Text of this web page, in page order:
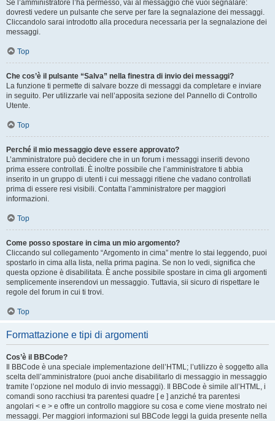
Se l’amministratore l’ha permesso, vai al messaggio che vuoi segnalare:
dovresti vedere un pulsante che serve per fare la segnalazione dei messaggi.
Cliccandolo sarai introdotto alla procedura necessaria per la segnalazione dei
messaggi.
Top
Che cos’è il pulsante “Salva” nella finestra di invio dei messaggi?
La funzione ti permette di salvare bozze di messaggi da completare e inviare
in seguito. Per utilizzarle vai nell’apposita sezione del Pannello di Controllo
Utente.
Top
Perché il mio messaggio deve essere approvato?
L’amministratore può decidere che in un forum i messaggi inseriti devono
prima essere controllati. È inoltre possibile che l’amministratore ti abbia
inserito in un gruppo di utenti i cui messaggi ritiene che vadano controllati
prima di essere resi visibili. Contatta l’amministratore per maggiori
informazioni.
Top
Come posso spostare in cima un mio argomento?
Cliccando sul collegamento “Argomento in cima” mentre lo stai leggendo, puoi
spostarlo in cima alla lista, nella prima pagina. Se non lo vedi, significa che
questa opzione è disabilitata. È anche possibile spostare in cima gli argomenti
semplicemente inserendovi un messaggio. Tuttavia, sii sicuro di rispettare le
regole del forum in cui ti trovi.
Top
Formattazione e tipi di argomenti
Cos’è il BBCode?
Il BBCode è una speciale implementazione dell’HTML; l’utilizzo è soggetto alla
scelta dell’amministratore (puoi anche disabilitarlo di messaggio in messaggio
tramite l’opzione nel modulo di invio messaggi). Il BBCode è simile all’HTML, i
comandi sono racchiusi tra parentesi quadre [ e ] anziché tra parentesi
angolari < e > e offre un controllo maggiore su cosa e come viene mostrato nei
messaggi. Per maggiori informazioni sul BBCode leggi la guida presente nella